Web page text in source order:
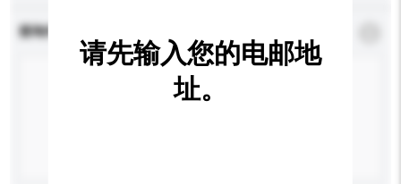
查询内容
请先输入您的电邮地
址。